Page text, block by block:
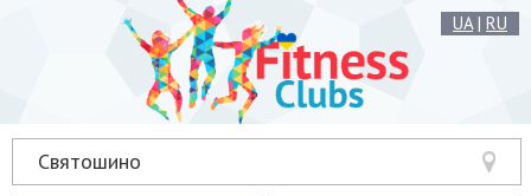
UA| RU
Святошино